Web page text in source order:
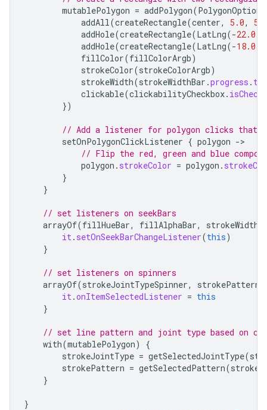
mutablePolygon = addPolygon(PolygonOptions
addAll(createRectangle(center, 5.0,
addHole(createRectangle(LatLng(-22.0
addHole(createRectangle(LatLng(-18.0
fillColor(fillColorArgb)
strokeColor(strokeColorArgb)
strokeWidth(strokeWidthBar .progress .
clickable(clickabilityCheckbox.
})
// Add a listener for polygon clicks that
setOnPolygonClickListener { polygon -
// Flip the red, green and blue
polygon . strokeColor = polygon .
}
}
// set listeners on seekBars
arrayOf(fillHueBar, fillAlphaBar,
it. setOnSeekBarChangeListener(this)
}
// set listeners on spinners
arrayOf(strokeJointTypeSpinner,
it.onItemSelectedListener = this
}
// set line pattern and joint type based on
with(mutablePolygon)
{
strokeJointType = getSelectedJointType(
strokePattern = getSelectedPattern(
}
}